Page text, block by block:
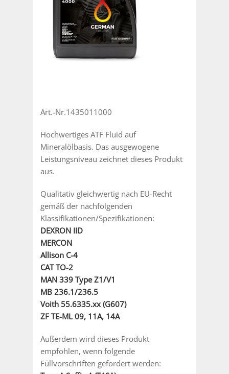
Art.-Nr.1435011000
Hochwertiges ATF Fluid auf
Mineralölbasis. Das ausgewogene
Leistungsniveau zeichnet dieses Produkt
aus.
Qualitativ gleichwertig nach EU-Recht
gemäß der nachfolgenden
Klassifikationen/Spezifikationen:
DEXRON IID
MERCON
Allison C-4
CAT TO-2
MAN 339 Type Z1/V1
MB 236.1/236.5
Voith 55.6335.xx (G607)
ZF TE-ML 09, 11A, 14A
Außerdem wird dieses Produkt
empfohlen, wenn folgende
Füllvorschriften gefordert werden: